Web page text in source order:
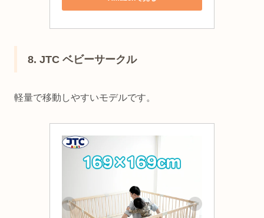
8. JTC ベビーサークル
軽量で移動しやすいモデルです。